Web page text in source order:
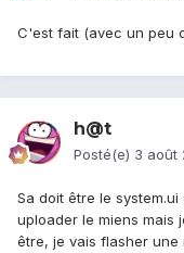
C'est fait (avec un peu
h@t
Posté(e) 3 août
Sa doit être le
uploader le miens mais
être, je vais flasher